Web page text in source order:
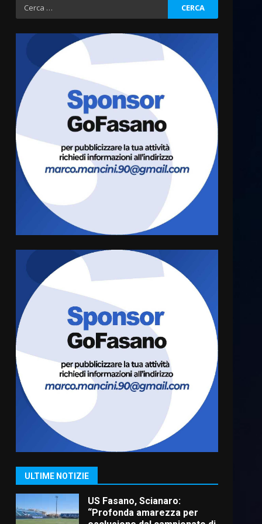
Ricerca
per:
ULTIME NOTIZIE
Fasanese ferito a colpi di
arma da fuoco
6 Agosto 2026 18:13
4
Carta d’identità: continua il
piano di aperture
straordinarie del Comune di
Fasano
6 Agosto 2026 14:16
5
Grazia Neglia, coordinatrice
cittadina di Fratelli d’Italia,
pronta a tornare in Consiglio
6 Agosto 2026 08:00
Cura dei beni comuni e
cittadinanza attiva: online
l’avviso per la gestione
condivisa della Villetta di
Laureto
6 Agosto 2026 06:20
7
La magia del Minareto e la
prima assoluta de “L’Albergo
Belvedere. Il rapimento”
6 Agosto 2026 06:15
1
“I Contestatori: Musica di
Rivoluzione”: nuovo
appuntamento con “Fasano in
US Fasano, Scianaro:
“Profonda amarezza per